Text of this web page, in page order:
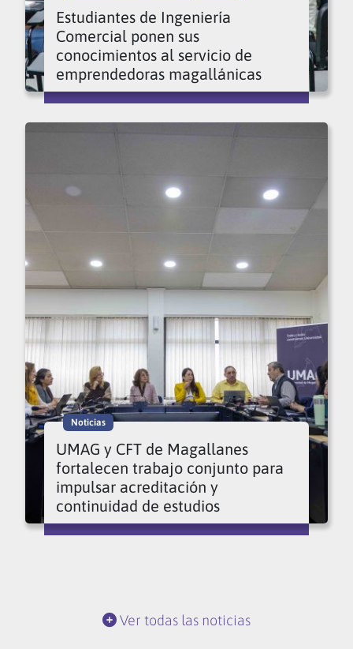
Estudiantes de Ingeniería
Comercial ponen sus
conocimientos al servicio de
emprendedoras magallánicas
Noticias
UMAG y CFT de Magallanes
fortalecen trabajo conjunto para
impulsar acreditación y
continuidad de estudios
Ver todas las noticias